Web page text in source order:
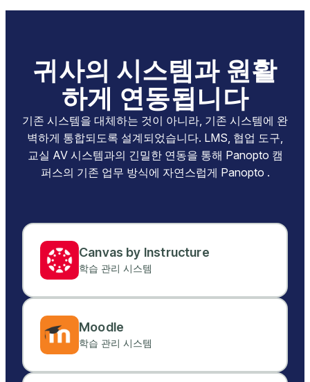
귀사의 시스템과 원활
하게 연동됩니다
기존 시스템을 대체하는 것이 아니라, 기존 시스템에 완
벽하게 통합되도록 설계되었습니다. LMS, 협업 도구,
교실 AV 시스템과의 긴밀한 연동을 통해 Panopto 캠
퍼스의 기존 업무 방식에 자연스럽게 Panopto .
Canvas by Instructure
학습 관리 시스템
Moodle
학습 관리 시스템